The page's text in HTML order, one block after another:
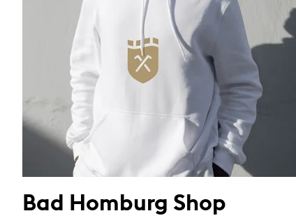
Bad Homburg Shop